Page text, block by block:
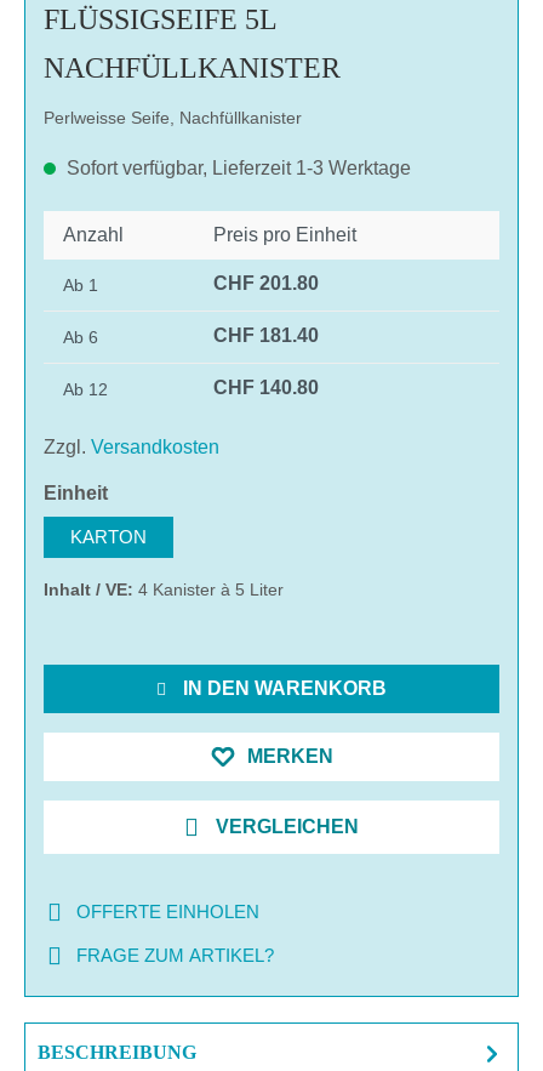
FLÜSSIGSEIFE 5L
NACHFÜLLKANISTER
Perlweisse Seife, Nachfüllkanister
Sofort verfügbar, Lieferzeit 1-3 Werktage
Anzahl Preis pro Einheit
Ab 1 CHF 201.80
Ab 6 CHF 181.40
Ab 12 CHF 140.80
Zzgl. Versandkosten
Einheitauswählen
KARTON
Inhalt / VE: 4 Kanister à 5 Liter
IN DEN WARENKORB
MERKEN
VERGLEICHEN
OFFERTE EINHOLEN
FRAGE ZUM ARTIKEL?
BESCHREIBUNG